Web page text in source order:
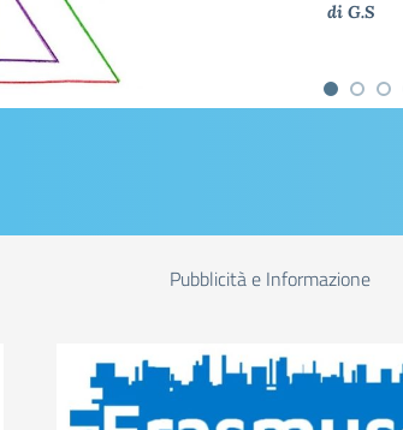
di G.S
Pubblicità e Informazione